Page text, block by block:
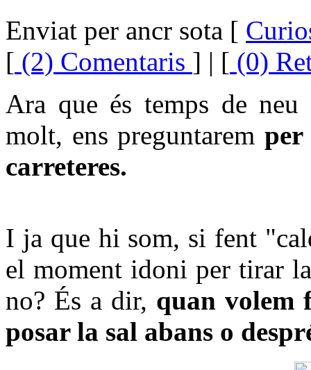
Enviat per ancr sota [
[ (2) Comentaris ] | [ (0)
Ara que és temps de
molt, ens preguntarem per
carreteres.
I ja que hi som, si fent
el moment idoni per tirar
no? És a dir, quan volem
posar la sal abans o